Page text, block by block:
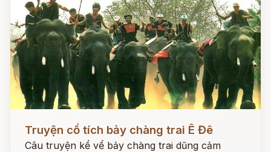
Truyện cổ tích bảy chàng trai Ê Đê
Câu truyện kể vể bảy chàng trai dũng cảm